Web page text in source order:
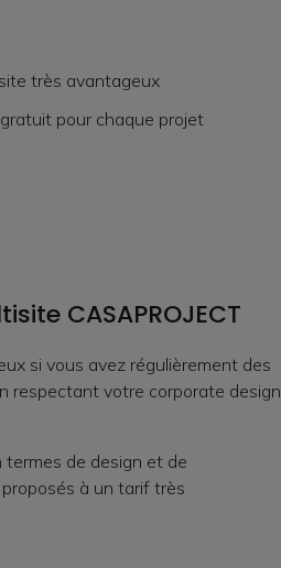
très avantageux
pour chaque projet
CASAPROJECT
si vous avez régulièrement des
respectant votre corporate design
termes de design et de
à un tarif très